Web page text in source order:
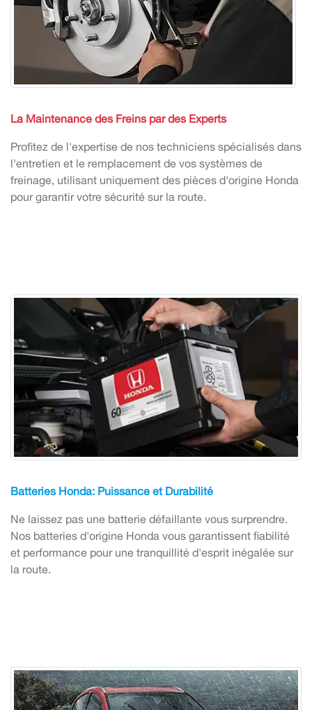
La Maintenance des Freins par des Experts
Profitez de l'expertise de nos techniciens spécialisés dans
l'entretien et le remplacement de vos systèmes de
freinage, utilisant uniquement des pièces d'origine Honda
pour garantir votre sécurité sur la route.
Batteries Honda: Puissance et Durabilité
Ne laissez pas une batterie défaillante vous surprendre.
Nos batteries d'origine Honda vous garantissent fiabilité
et performance pour une tranquillité d'esprit inégalée sur
la route.